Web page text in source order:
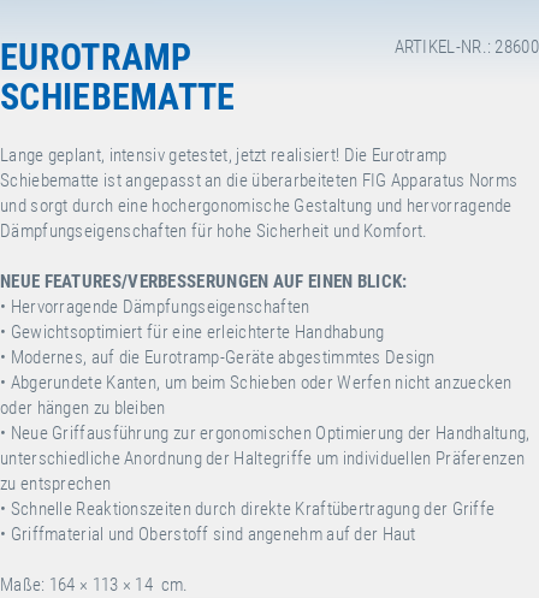
ARTIKEL-NR.: 28600
EUROTRAMP
SCHIEBEMATTE
Lange geplant, intensiv getestet, jetzt realisiert! Die Eurotramp
Schiebematte ist angepasst an die überarbeiteten FIG Apparatus Norms
und sorgt durch eine hochergonomische Gestaltung und hervorragende
Dämpfungseigenschaften für hohe Sicherheit und Komfort.
NEUE FEATURES/VERBESSERUNGEN AUF EINEN BLICK:
• Hervorragende Dämpfungseigenschaften
• Gewichtsoptimiert für eine erleichterte Handhabung
• Modernes, auf die Eurotramp-Geräte abgestimmtes Design
• Abgerundete Kanten, um beim Schieben oder Werfen nicht anzuecken
oder hängen zu bleiben
• Neue Griffausführung zur ergonomischen Optimierung der Handhaltung,
unterschiedliche Anordnung der Haltegriffe um individuellen Präferenzen
zu entsprechen
• Schnelle Reaktionszeiten durch direkte Kraftübertragung der Griffe
• Griffmaterial und Oberstoff sind angenehm auf der Haut
Maße: 164 × 113 × 14 cm.